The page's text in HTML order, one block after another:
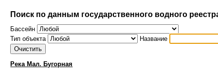
Поиск по данным государственного водного
Бассейн
Тип объекта
Название
Река Мал. Бугорная